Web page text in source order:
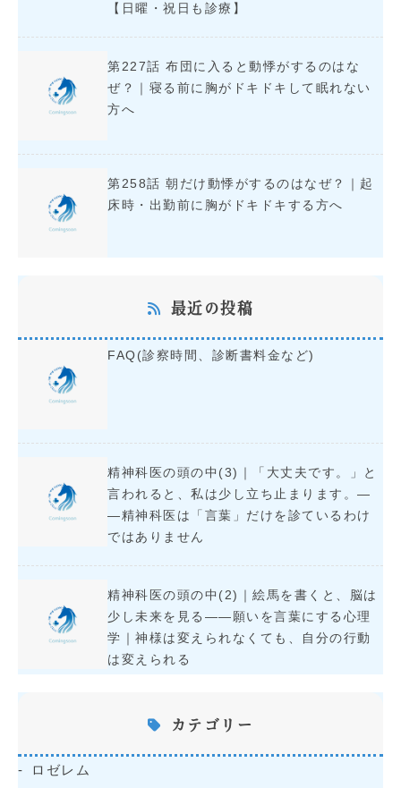
【日曜・祝日も診療】
第227話 布団に入ると動悸がするのはな
ぜ？｜寝る前に胸がドキドキして眠れない
方へ
第258話 朝だけ動悸がするのはなぜ？｜起
床時・出勤前に胸がドキドキする方へ
最近の投稿
FAQ(診察時間、診断書料金など)
精神科医の頭の中(3)｜「大丈夫です。」と
言われると、私は少し立ち止まります。―
―精神科医は「言葉」だけを診ているわけ
ではありません
精神科医の頭の中(2)｜絵馬を書くと、脳は
少し未来を見る――願いを言葉にする心理
学｜神様は変えられなくても、自分の行動
は変えられる
カテゴリー
ロゼレム